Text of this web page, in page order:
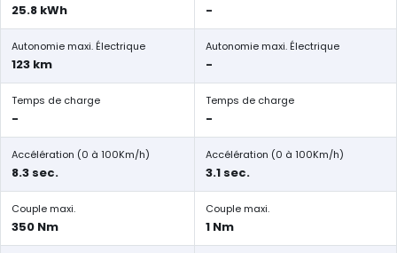
25.8 kWh -
Autonomie maxi. Électrique
123 km
Autonomie maxi. Électrique
-
Temps de charge
-
Temps de charge
-
Accélération (0 à 100Km/h)
8.3 sec.
Accélération (0 à 100Km/h)
3.1 sec.
Couple maxi.
350 Nm
Couple maxi.
1 Nm